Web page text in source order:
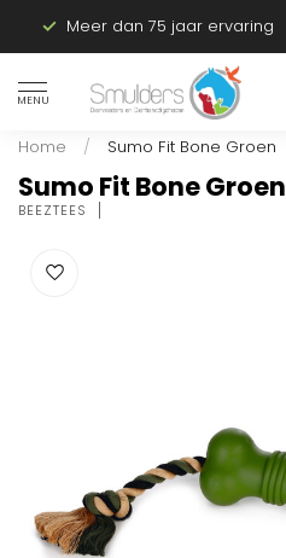
Meer dan 75 jaar ervaring
MENU
Home / Sumo Fit Bone Groen
Sumo Fit Bone Groen
BEEZTEES